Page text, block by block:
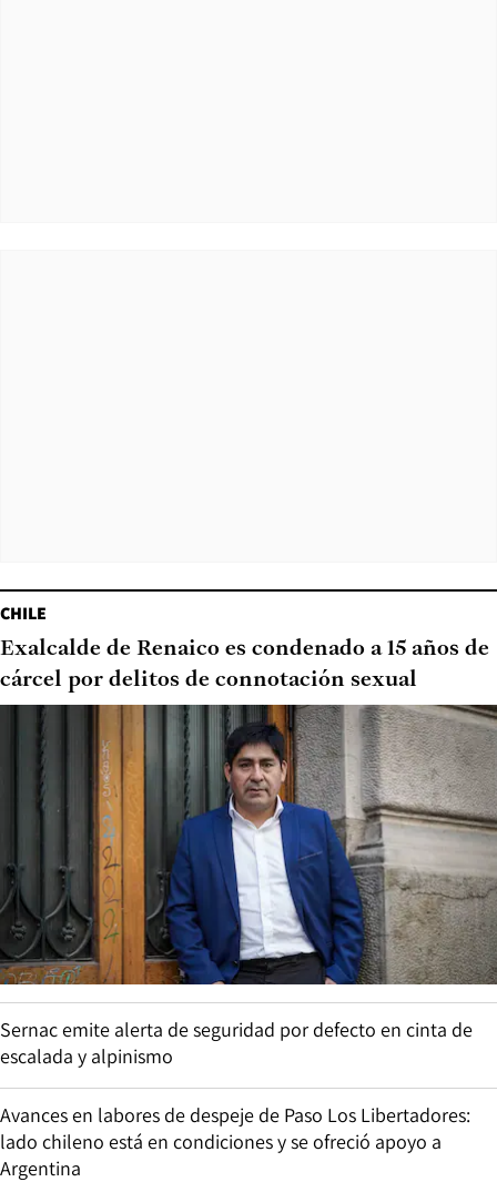
CHILE
Exalcalde de Renaico es condenado a 15 años de
cárcel por delitos de connotación sexual
Sernac emite alerta de seguridad por defecto en cinta de
escalada y alpinismo
Avances en labores de despeje de Paso Los Libertadores:
lado chileno está en condiciones y se ofreció apoyo a
Argentina